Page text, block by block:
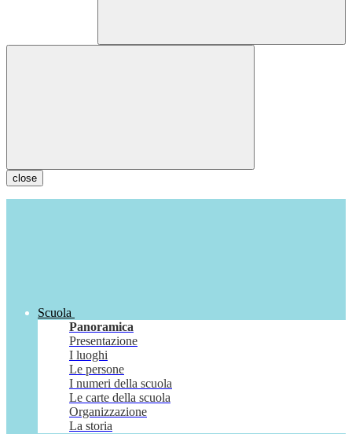
close
Scuola
Panoramica
Presentazione
I luoghi
Le persone
I numeri della scuola
Le carte della scuola
Organizzazione
La storia